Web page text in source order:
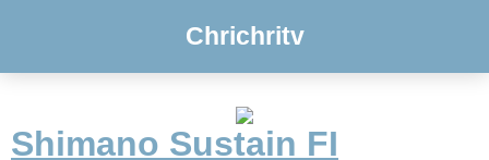
Chrichritv
Shimano Sustain FI